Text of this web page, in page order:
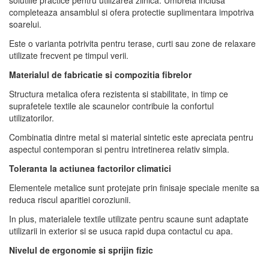
completeaza ansamblul si ofera protectie suplimentara impotriva
soarelui.
Este o varianta potrivita pentru terase, curti sau zone de relaxare
utilizate frecvent pe timpul verii.
Materialul de fabricatie si compozitia fibrelor
Structura metalica ofera rezistenta si stabilitate, in timp ce
suprafetele textile ale scaunelor contribuie la confortul
utilizatorilor.
Combinatia dintre metal si material sintetic este apreciata pentru
aspectul contemporan si pentru intretinerea relativ simpla.
Toleranta la actiunea factorilor climatici
Elementele metalice sunt protejate prin finisaje speciale menite sa
reduca riscul aparitiei coroziunii.
In plus, materialele textile utilizate pentru scaune sunt adaptate
utilizarii in exterior si se usuca rapid dupa contactul cu apa.
Nivelul de ergonomie si sprijin fizic